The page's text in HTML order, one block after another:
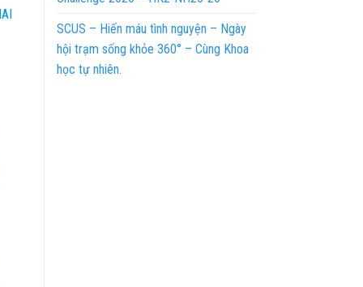
SCUS – Hiến máu tình nguyện – Ngày
hội trạm sống khỏe 360° – Cùng Khoa
học tự nhiên.